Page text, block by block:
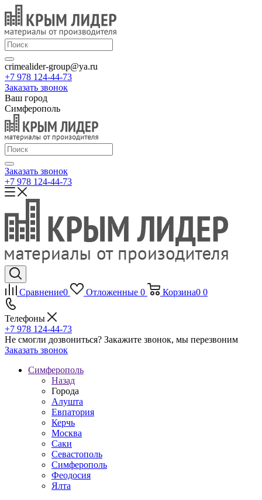
crimealider-group@ya.ru
+7 978 124-44-73
Заказать звонок
Ваш город
Симферополь
Заказать звонок
+7 978 124-44-73
Сравнение0 Отложенные 0 Корзина0 0
Телефоны
+7 978 124-44-73
Не смогли дозвониться? Закажите звонок, мы перезвоним
Заказать звонок
Симферополь
Назад
Города
Алушта
Евпатория
Керчь
Москва
Саки
Севастополь
Симферополь
Феодосия
Ялта